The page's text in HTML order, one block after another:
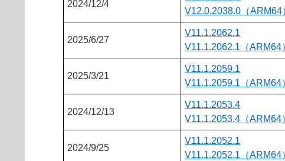
2024/12/4
V12.0.2038.0（ARM64
2025/6/27
V11.1.2062.1
V11.1.2062.1（ARM64
2025/3/21
V11.1.2059.1
V11.1.2059.1（ARM64
2024/12/13
V11.1.2053.4
V11.1.2053.4（ARM64
2024/9/25
V11.1.2052.1
V11.1.2052.1（ARM64